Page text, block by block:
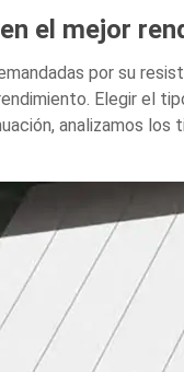
el mejor
por su
Elegir el
analizamos